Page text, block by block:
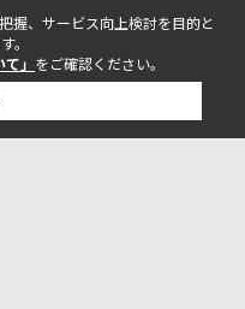
握、サービス向上検討を目的と
。
」 をご確認ください。